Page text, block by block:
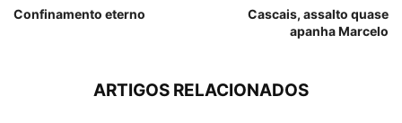
Confinamento eterno
Cascais, assalto quase
apanha Marcelo
ARTIGOS RELACIONADOS